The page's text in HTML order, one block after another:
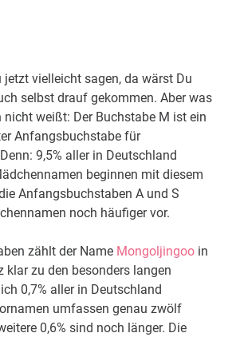
jetzt vielleicht sagen, da wärst Du
selbst drauf gekommen. Aber was
nicht weißt: Der Buchstabe M ist ein
Anfangsbuchstabe für
9,5% aller in Deutschland
beginnen mit diesem
Anfangsbuchstaben A und S
noch häufiger vor.
zählt der Name Mongoljingoo in
klar zu den besonders langen
0,7% aller in Deutschland
umfassen genau zwölf
0,6% sind noch länger. Die